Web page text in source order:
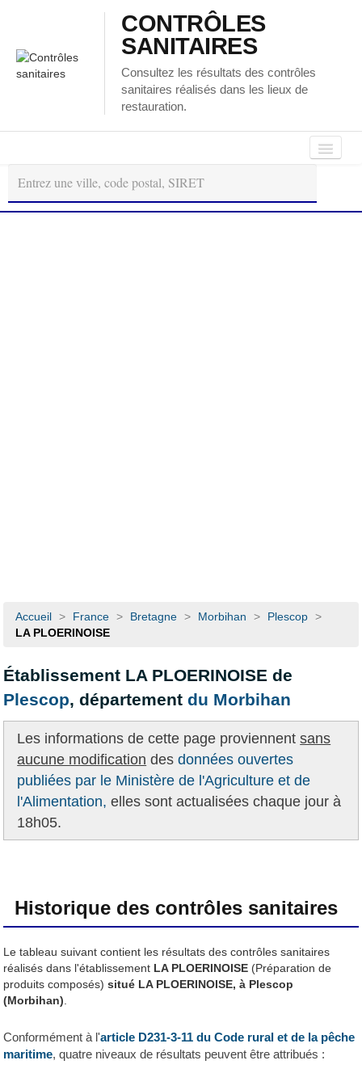
CONTRÔLES
SANITAIRES
Consultez les résultats des contrôles
sanitaires réalisés dans les lieux de
restauration.
Autour
de
moi
Régions
Accueil > France > Bretagne > Morbihan > Plescop >
LA PLOERINOISE
Établissement LA PLOERINOISE de
Plescop, départementdu Morbihan
Les informations de cette page proviennentsans
aucune modification desdonnées ouvertes
publiées par le Ministère de l'Agriculture et de
l'Alimentation, elles sont actualisées chaque jour à
18h05.
Historique des contrôles sanitaires
Le tableau suivant contient les résultats des contrôles sanitaires
réalisés dans l'établissement LA PLOERINOISE (Préparation de
produits composés) situé LA PLOERINOISE, à Plescop
(Morbihan)
Conformément à l'article D231-3-11 du Code rural et de la pêche
maritime, quatre niveaux de résultats peuvent être attribués :